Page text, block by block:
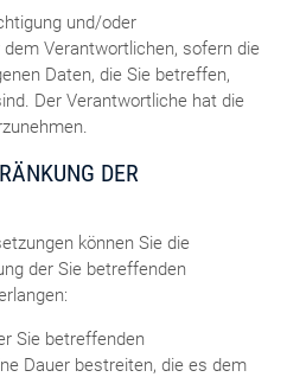
und/oder
Verantwortlichen, sofern die
Daten, die Sie betreffen,
Der Verantwortliche hat die
DER
können Sie die
der Sie betreffenden
Sie betreffenden
Dauer bestreiten, die es dem